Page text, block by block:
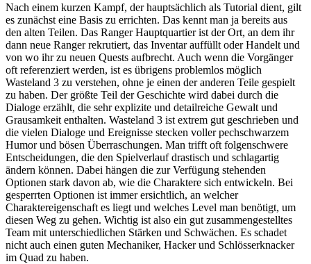
Nach einem kurzen Kampf, der hauptsächlich als Tutorial dient, gilt
es zunächst eine Basis zu errichten. Das kennt man ja bereits aus
den alten Teilen. Das Ranger Hauptquartier ist der Ort, an dem ihr
dann neue Ranger rekrutiert, das Inventar auffüllt oder Handelt und
von wo ihr zu neuen Quests aufbrecht. Auch wenn die Vorgänger
oft referenziert werden, ist es übrigens problemlos möglich
Wasteland 3 zu verstehen, ohne je einen der anderen Teile gespielt
zu haben. Der größte Teil der Geschichte wird dabei durch die
Dialoge erzählt, die sehr explizite und detailreiche Gewalt und
Grausamkeit enthalten. Wasteland 3 ist extrem gut geschrieben und
die vielen Dialoge und Ereignisse stecken voller pechschwarzem
Humor und bösen Überraschungen. Man trifft oft folgenschwere
Entscheidungen, die den Spielverlauf drastisch und schlagartig
ändern können. Dabei hängen die zur Verfügung stehenden
Optionen stark davon ab, wie die Charaktere sich entwickeln. Bei
gesperrten Optionen ist immer ersichtlich, an welcher
Charaktereigenschaft es liegt und welches Level man benötigt, um
diesen Weg zu gehen. Wichtig ist also ein gut zusammengestelltes
Team mit unterschiedlichen Stärken und Schwächen. Es schadet
nicht auch einen guten Mechaniker, Hacker und Schlösserknacker
im Quad zu haben.